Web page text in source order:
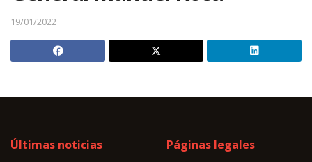
19/01/2022
Últimas noticias Páginas legales